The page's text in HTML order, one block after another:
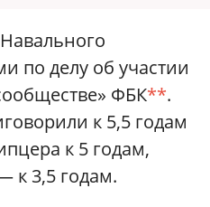
по делу об участии
ФБК**.
к 5,5 годам
к 5 годам,
к 3,5 годам.